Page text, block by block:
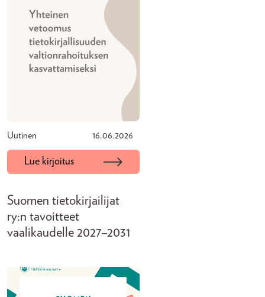
Uutinen 16.06.2026
Lue kirjoitus
Suomen tietokirjailijat
ry:n tavoitteet
vaalikaudelle 2027–2031